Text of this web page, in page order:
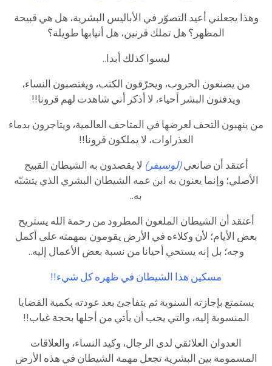
وهذا يجعلني أعيد التصوّر في الأباليس البشرية، هل هي قبيحة
المظهر؟ هل تملك قرنين، هل أنيابها طويلة؟
ليسوا كذلك أبدا..
من يصنعون الحروب، ويحرّقون الكتب، ويغتصبون النساء،
ويدفنون البشر أحياء، لا أذكر أني شاهدت لهم قرونا!!
من ينهبون التحف لعرضها في المتاحف العالمية، ويتاجرون بدماء
العذراوات، لا يملكون قرونا!!
أعتقد أن صانعي(لوسيفر) لا يقصدون به الشيطان القبيح
الأصلي؛ وإنما يعنون به ابن عمه الشيطان البشري الذي يتشبّه
به..
أعتقد أن الشيطان الملعون المطرود من رحمة الله يستريح
بعض الأيام؛ لأن وكلاءه في الأرض يقومون بمهمته على أكمل
وجه؛ بل إنه يستحي أحيانا من نسبة بعض الأعمال إليه..
مسكين هذا الشيطان في ظهره كل شيء!!
يستمتع بإجازته السنوية ثم يتفاجئ بعد عودته بكمية القضايا
المنسوبة إليه، والتي يجب أن يأتي من أجلها بحجة غياب!!
العدوان العلائقي لدى الرجال، وكيد النساء، والعلاقات
المسمومة بين البشرية تجعل مهمة الشيطان في هذه الأرض